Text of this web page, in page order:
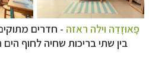
פָאוּזָדַה וילה ראזה - חדרים
בין שתי בריכות שחיה לחוף